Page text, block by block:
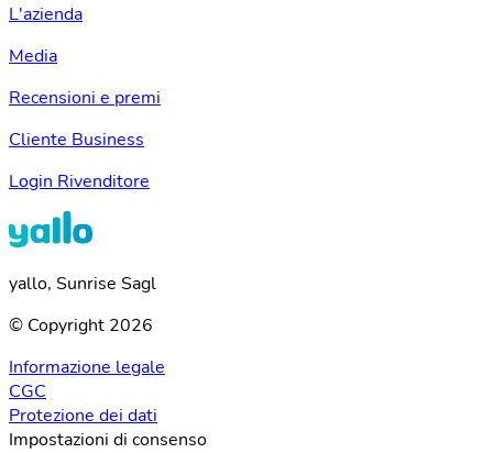
L'azienda
Media
Recensioni e premi
Cliente Business
Login Rivenditore
yallo, Sunrise Sagl
© Copyright 2026
Informazione legale
CGC
Protezione dei dati
Impostazioni di consenso